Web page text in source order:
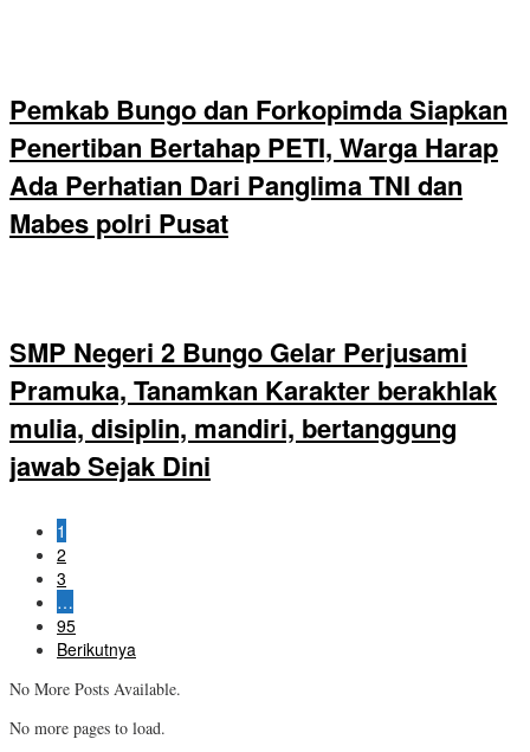
Pemkab Bungo dan Forkopimda Siapkan
Penertiban Bertahap PETI, Warga Harap
Ada Perhatian Dari Panglima TNI dan
Mabes polri Pusat
SMP Negeri 2 Bungo Gelar Perjusami
Pramuka, Tanamkan Karakter berakhlak
mulia, disiplin, mandiri, bertanggung
jawab Sejak Dini
1
2
3
…
95
Berikutnya
No More Posts Available.
No more pages to load.